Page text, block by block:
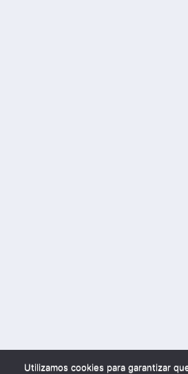
Utilizamos cookies para garantizar